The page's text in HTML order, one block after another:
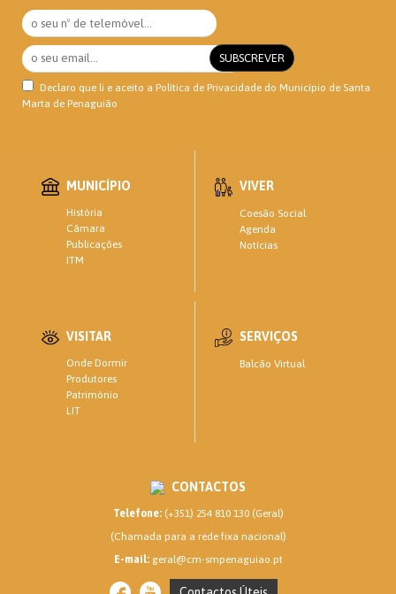
Declaro que li e aceito a Política de Privacidade do Município de Santa
Marta de Penaguião
MUNICÍPIO
História
Câmara
Publicações
ITM
VIVER
Coesão Social
Agenda
Notícias
VISITAR
Onde Dormir
Produtores
Património
LIT
SERVIÇOS
Balcão Virtual
CONTACTOS
Telefone:(+351) 254 810 130 (Geral)
(Chamada para a rede fixa nacional)
E-mail:geral@cm-smpenaguiao.pt